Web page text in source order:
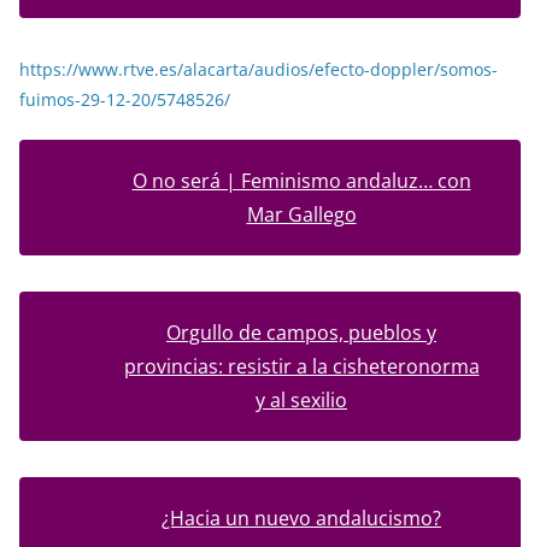
https://www.rtve.es/alacarta/audios/efecto-doppler/somos-
fuimos-29-12-20/5748526/
O no será | Feminismo andaluz… con
Mar Gallego
Orgullo de campos, pueblos y
provincias: resistir a la cisheteronorma
y al sexilio
¿Hacia un nuevo andalucismo?